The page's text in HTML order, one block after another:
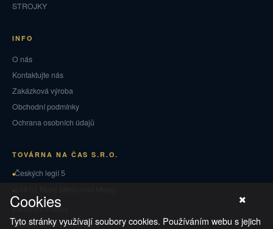
STROJKY
INFO
O nás
Kontaktujte nás
Zakázková výroba
Obchodní podmínky
Ochrana osobních údajů
TOVÁRNA NA ČAS S.R.O.
Českých legií 5
Puncovní značky
Vrácení zboží a reklamace
Cookies
Tyto stránky využívají soubory cookies. Používáním webu s jejich